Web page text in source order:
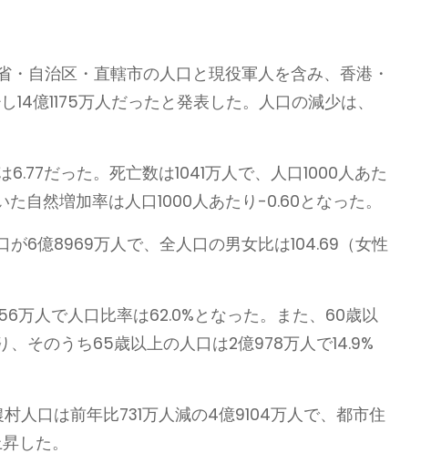
・自治区・直轄市の人口と現役軍人を含み、香港・
億1175万人だったと発表した。人口の減少は、
だった。死亡数は1041万人で、人口1000人あた
自然増加率は人口1000人あたり-0.60となった。
6億8969万人で、全人口の男女比は104.69（女性
万人で人口比率は62.0%となった。また、60歳以
そのうち65歳以上の人口は2億978万人で14.9%
人口は前年比731万人減の4億9104万人で、都市住
した。